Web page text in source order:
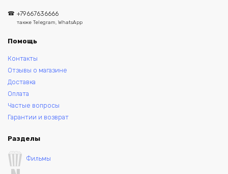
+79667636666
также Telegram, WhatsApp
Помощь
Контакты
Отзывы о магазине
Доставка
Оплата
Частые вопросы
Гарантии и возврат
Разделы
Фильмы